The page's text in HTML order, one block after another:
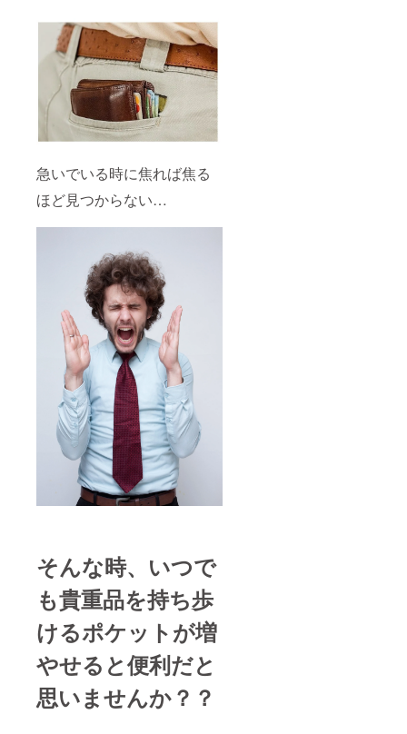
急いでいる時に焦れば焦る
ほど見つからない…
そんな時、いつで
も貴重品を持ち歩
けるポケットが増
やせると便利だと
思いませんか？？